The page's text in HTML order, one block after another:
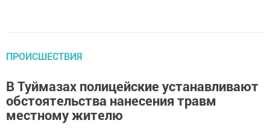
ПРОИСШЕСТВИЯ
В Туймазах полицейские устанавливают
обстоятельства нанесения травм
местному жителю